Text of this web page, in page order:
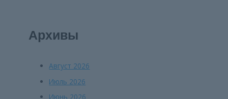
Архивы
Август 2026
Июль 2026
Июнь 2026